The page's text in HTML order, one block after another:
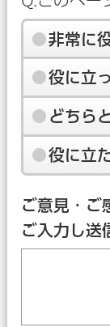
非常に
役に立
どちら
役に立
ご意見・ご
ご入力し送